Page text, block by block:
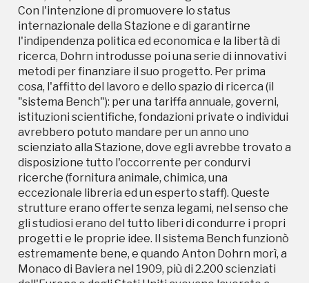
Con l'intenzione di promuovere lo status
internazionale della Stazione e di garantirne
l'indipendenza politica ed economica e la libertà di
ricerca, Dohrn introdusse poi una serie di innovativi
metodi per finanziare il suo progetto. Per prima
cosa, l'affitto del lavoro e dello spazio di ricerca (il
"sistema Bench"): per una tariffa annuale, governi,
istituzioni scientifiche, fondazioni private o individui
avrebbero potuto mandare per un anno uno
scienziato alla Stazione, dove egli avrebbe trovato a
disposizione tutto l'occorrente per condurvi
ricerche (fornitura animale, chimica, una
eccezionale libreria ed un esperto staff). Queste
strutture erano offerte senza legami, nel senso che
gli studiosi erano del tutto liberi di condurre i propri
progetti e le proprie idee. Il sistema Bench funzionò
estremamente bene, e quando Anton Dohrn morì, a
Monaco di Baviera nel 1909, più di 2.200 scienziati
scienziato alla Stazione, dove egli avrebbe trovato a
disposizione tutto l'occorrente per condurvi
ricerche (fornitura animale, chimica, una
eccezionale libreria ed un esperto staff). Queste
strutture erano offerte senza legami, nel senso che
gli studiosi erano del tutto liberi di condurre i propri
progetti e le proprie idee. Il sistema Bench funzionò
estremamente bene, e quando Anton Dohrn morì, a
Monaco di Baviera nel 1909, più di 2.200 scienziati
dall'Europa e dagli Stati Uniti avevano lavorato a
Napoli, e più di 50 abbonamenti annuali erano stati
venduti. Il successo della Stazione Zoologica, e il
nuovo modo di condurre e finanziare le ricerche
rappresentano il grande successo di Dohrn.
Successivamente, in ogni parte del mondo sorsero
centri di ricerca scientifica ispirati al modello
partenopeo, che può quindi essere considerato il
primo centro di ricerca in senso moderno. Oggi